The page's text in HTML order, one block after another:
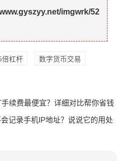
imgwrk/52
倍杠杆 数字货币交易
续费最便宜？详细对比帮你省钱
记录手机IP地址？说说它的用处